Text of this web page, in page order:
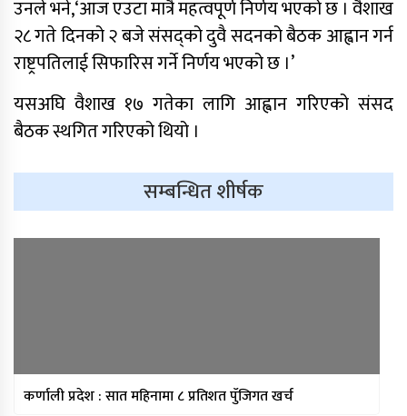
साफ महिला च्याम्पियनशिपको
सेमिफाइनलबाटै बाहिरियो नेपाल
आज सुनचाँदीको भाउ घट्यो
उनले भने,‘आज एउटा मात्रै महत्वपूर्ण निर्णय भएको छ । वैशाख
२८ गते दिनको २ बजे संसद्को दुवै सदनको बैठक आह्वान गर्न
राष्ट्रपतिलाई सिफारिस गर्ने निर्णय भएको छ ।’
यसअघि वैशाख १७ गतेका लागि आह्वान गरिएको संसद
बैठक स्थगित गरिएको थियो ।
सम्बन्धित शीर्षक
कर्णाली प्रदेश : सात महिनामा ८ प्रतिशत पुँजिगत खर्च